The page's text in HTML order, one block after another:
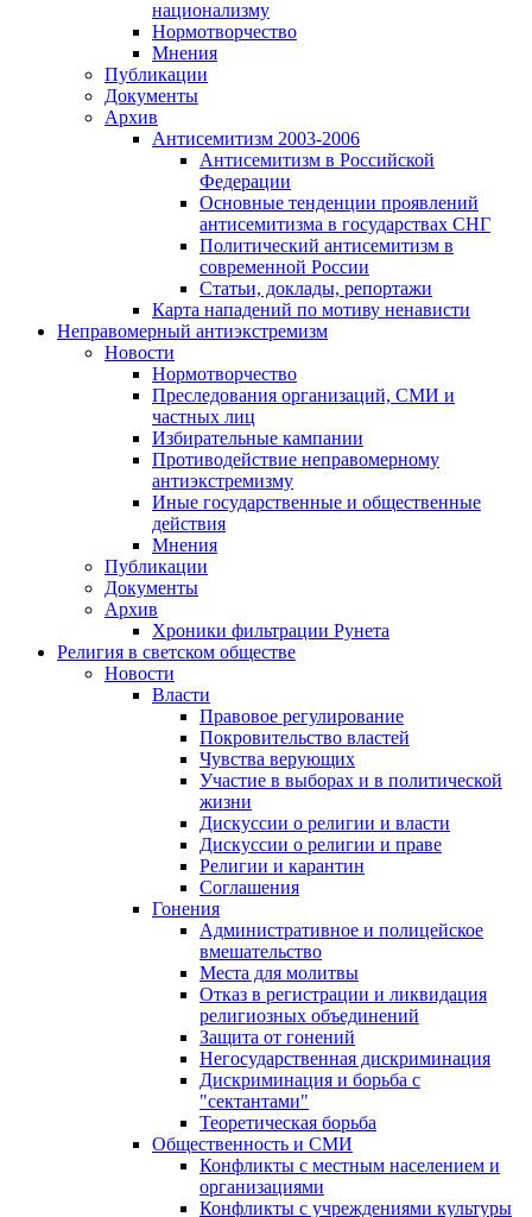
национализму
Нормотворчество
Мнения
Публикации
Документы
Архив
Антисемитизм 2003-2006
Антисемитизм в Российской
Федерации
Основные тенденции проявлений
антисемитизма в государствах СНГ
Политический антисемитизм в
современной России
Статьи, доклады, репортажи
Карта нападений по мотиву ненависти
Неправомерный антиэкстремизм
Новости
Нормотворчество
Преследования организаций, СМИ и
частных лиц
Избирательные кампании
Противодействие неправомерному
антиэкстремизму
Иные государственные и общественные
действия
Мнения
Публикации
Документы
Архив
Хроники фильтрации Рунета
Религия в светском обществе
Новости
Власти
Правовое регулирование
Покровительство властей
Чувства верующих
Участие в выборах и в политической
жизни
Дискуссии о религии и власти
Дискуссии о религии и праве
Религии и карантин
Соглашения
Гонения
Административное и полицейское
вмешательство
Места для молитвы
Отказ в регистрации и ликвидация
религиозных объединений
Защита от гонений
Негосударственная дискриминация
Дискриминация и борьба с
"сектантами"
Теоретическая борьба
Общественность и СМИ
Конфликты с местным населением и
организациями
Конфликты с учреждениями культуры